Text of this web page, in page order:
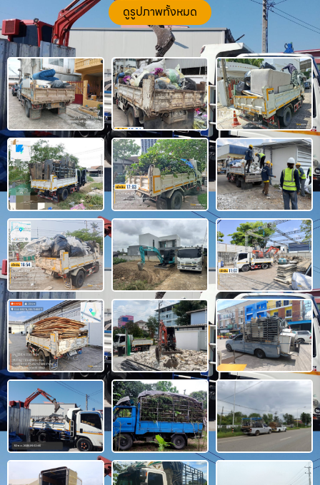
ดูรูปภาพทั้งหมด